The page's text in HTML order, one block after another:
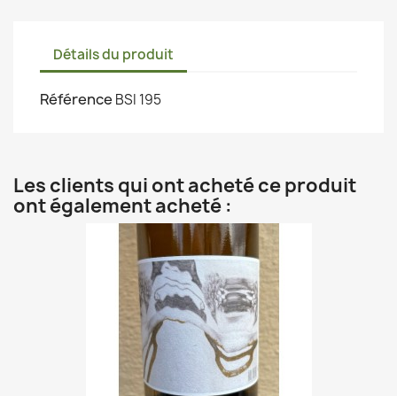
Détails du produit
Référence BSI 195
Les clients qui ont acheté ce produit
ont également acheté :